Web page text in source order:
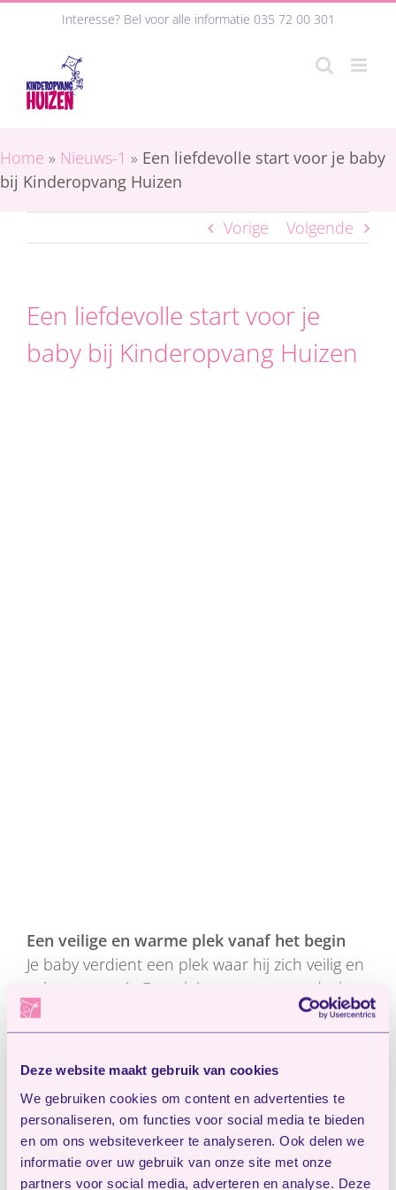
Deze website maakt gebruik van cookies
We gebruiken cookies om content en advertenties te
personaliseren, om functies voor social media te bieden
en om ons websiteverkeer te analyseren. Ook delen we
informatie over uw gebruik van onze site met onze
partners voor social media, adverteren en analyse. Deze
Interesse? Bel voor alle informatie 035 72 00 301
Home » Nieuws-1 » Een liefdevolle start voor je baby
bij Kinderopvang Huizen
Vorige Volgende
Een liefdevolle start voor je
baby bij Kinderopvang Huizen
Een veilige en warme plek vanaf het begin
Je baby verdient een plek waar hij zich veilig en
geborgen voelt. Een plek waar rust, aandacht
en warmte centraal staan. Bij Kinderopvang
Huizen zorgen we voor een fijne omgeving
waarin jouw baby zich op zijn eigen tempo kan
Met een gerust hart je baby naar de opvang
We begrijpen dat het spannend kan zijn om je
baby voor het eerst naar de opvang te